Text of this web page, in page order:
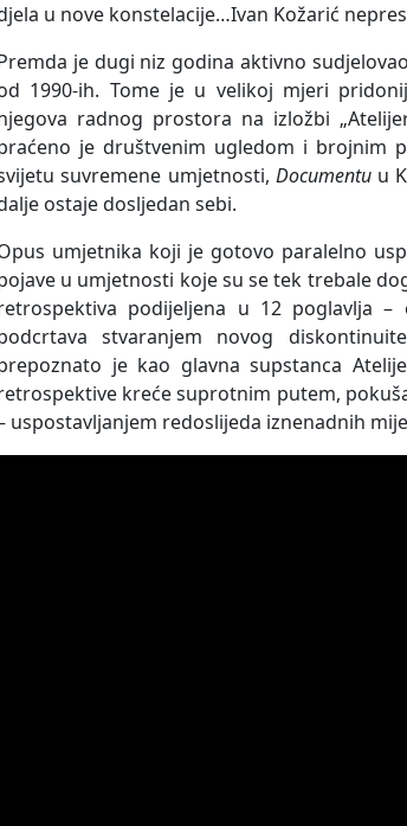
u nove konstelacije…Ivan Kožarić
je dugi niz godina aktivno
1990-ih. Tome je u velikoj mjeri
radnog prostora na izložbi
je društvenim ugledom i brojnim
suvremene umjetnosti, Documentuu
ostaje dosljedan sebi.
umjetnika koji je gotovo paralelno
u umjetnosti koje su se tek trebale
podijeljena u 12 poglavlja
stvaranjem novog
je kao glavna supstanca
kreće suprotnim putem,
uspostavljanjem redoslijeda iznenadnih